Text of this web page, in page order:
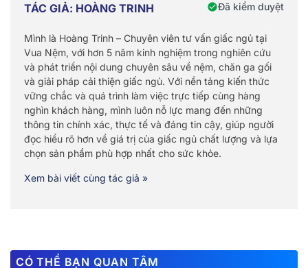
TÁC GIẢ: HOÀNG TRINH Đã kiểm duyệt
Mình là Hoàng Trinh – Chuyên viên tư vấn giấc ngủ tại
Vua Nệm, với hơn 5 năm kinh nghiệm trong nghiên cứu
và phát triển nội dung chuyên sâu về nệm, chăn ga gối
và giải pháp cải thiện giấc ngủ. Với nền tảng kiến thức
vững chắc và quá trình làm việc trực tiếp cùng hàng
nghìn khách hàng, mình luôn nỗ lực mang đến những
thông tin chính xác, thực tế và đáng tin cậy, giúp người
đọc hiểu rõ hơn về giá trị của giấc ngủ chất lượng và lựa
chọn sản phẩm phù hợp nhất cho sức khỏe.
Xem bài viết cùng tác giả »
CÓ THỂ BẠN QUAN TÂM